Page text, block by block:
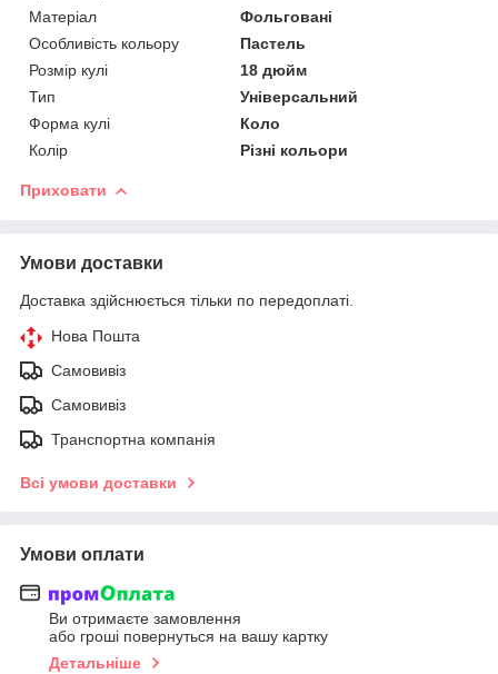
Матеріал
Фольговані
Особливість кольору
Пастель
Розмір кулі
18 дюйм
Тип
Універсальний
Форма кулі
Коло
Колір
Різні кольори
Приховати
Умови доставки
Доставка здійснюється тільки по передоплаті.
Нова Пошта
Самовивіз
Самовивіз
Транспортна компанія
Всі умови доставки
Умови оплати
Ви отримаєте замовлення
або гроші повернуться на вашу картку
Детальніше